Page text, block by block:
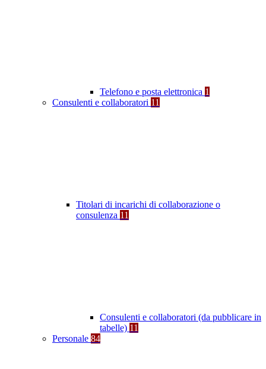
Telefono e posta elettronica 1
Consulenti e collaboratori 11
Titolari di incarichi di collaborazione o
consulenza 11
Consulenti e collaboratori (da pubblicare in
tabelle) 11
Personale 84